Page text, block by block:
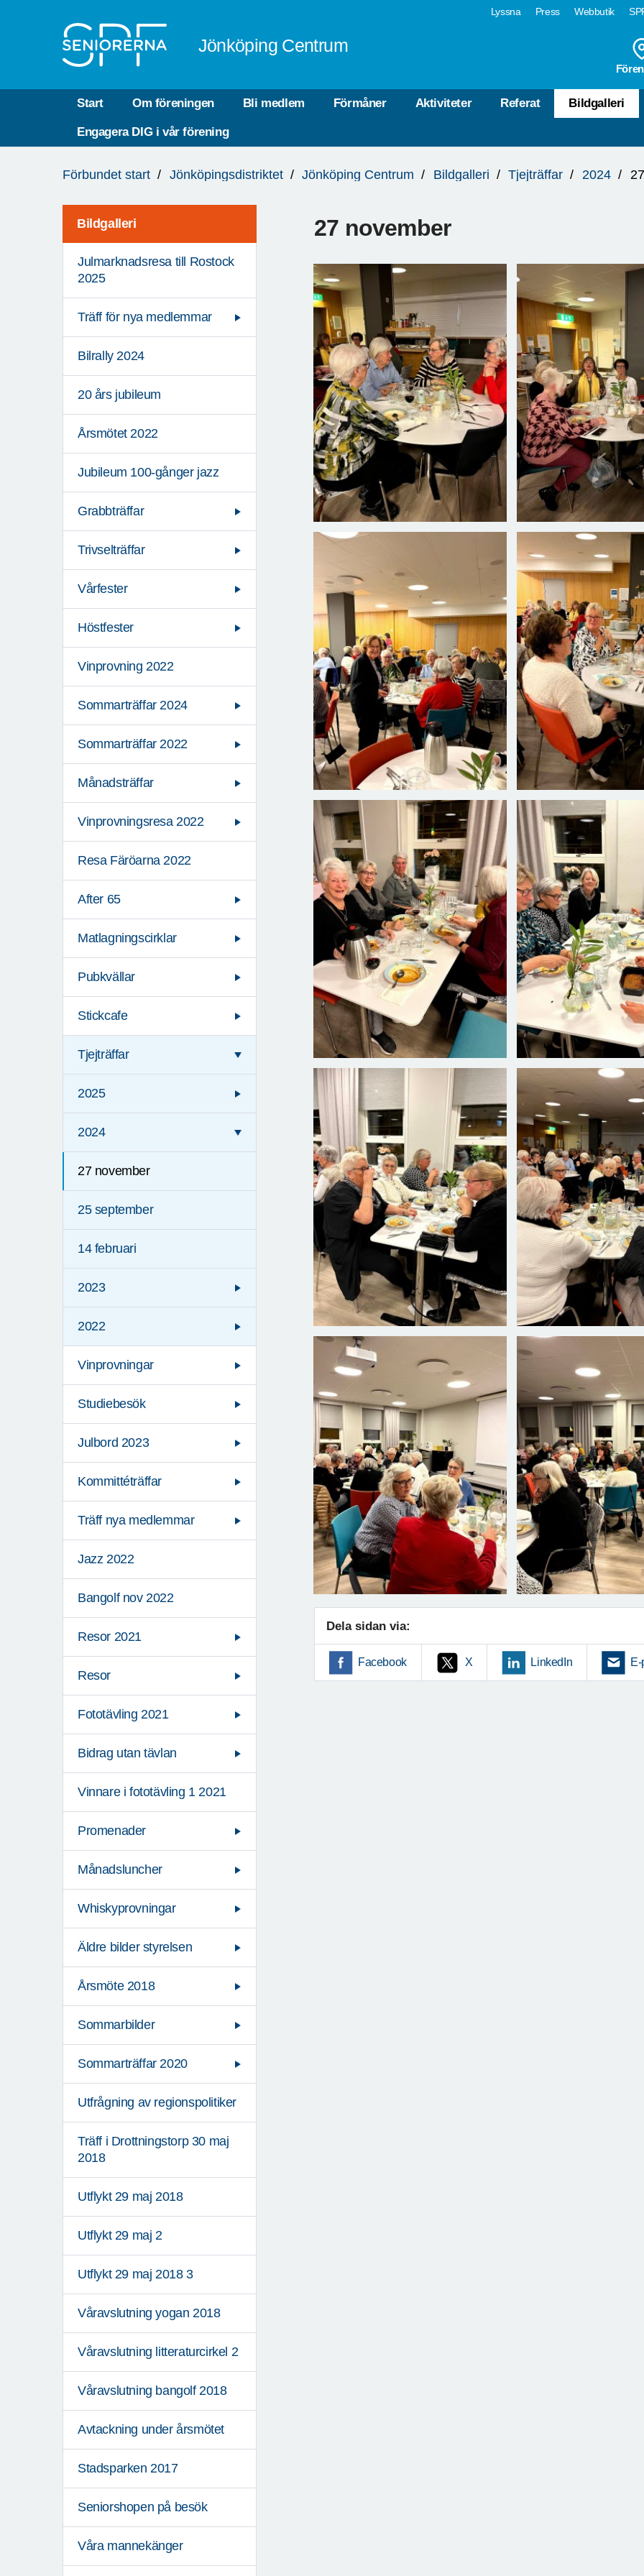
Lyssna Press Webbutik
Jönköping Centrum
Start Om föreningen Bli medlem Förmåner Aktiviteter Referat Bildgalleri
Engagera DIG i vår förening
är
Förbundet start Jönköpingsdistriktet Jönköping Centrum Bildgalleri Tjejträffar 2024
Bildgalleri
Julmarknadsresa till Rostock
2025
Träff för nya medlemmar
Bilrally 2024
20 års jubileum
Årsmötet 2022
Jubileum 100-gånger jazz
Grabbträffar
Trivselträffar
Vårfester
Höstfester
Vinprovning 2022
Sommarträffar 2024
Sommarträffar 2022
Månadsträffar
Vinprovningsresa 2022
Resa Färöarna 2022
After 65
Matlagningscirklar
Pubkvällar
Stickcafe
Tjejträffar
2025
2024
27 november
25 september
14 februari
2023
2022
Vinprovningar
Studiebesök
Julbord 2023
Kommittéträffar
Träff nya medlemmar
Jazz 2022
Bangolf nov 2022
Resor 2021
Resor
Fototävling 2021
Bidrag utan tävlan
Vinnare i fototävling 1 2021
Promenader
Månadsluncher
Whiskyprovningar
Äldre bilder styrelsen
Årsmöte 2018
Sommarbilder
Sommarträffar 2020
Utfrågning av regionspolitiker
Träff i Drottningstorp 30 maj
2018
Utflykt 29 maj 2018
Utflykt 29 maj 2
Utflykt 29 maj 2018 3
Våravslutning yogan 2018
Våravslutning litteraturcirkel 2
Våravslutning bangolf 2018
Avtackning under årsmötet
Stadsparken 2017
Seniorshopen på besök
Våra mannekänger
27 november
Dela sidan via:
Facebook X LinkedIn